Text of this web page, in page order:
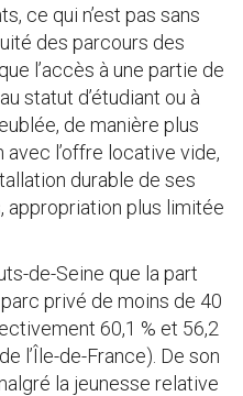
ce qui n’est pas sans
des parcours des
l’accès à une partie de
statut d’étudiant ou à
de manière plus
l’offre locative vide,
durable de ses
appropriation plus limitée
de-Seine que la part
privé de moins de 40
60,1 % et 56,2
l’Île-de-France). De son
la jeunesse relative